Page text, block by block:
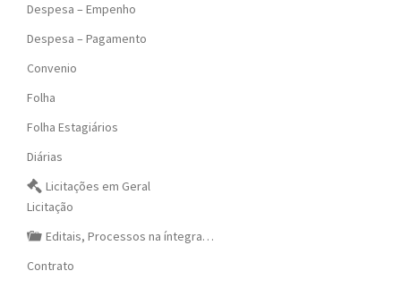
Despesa – Empenho
Despesa – Pagamento
Convenio
Folha
Folha Estagiários
Diárias
Licitações em Geral
Licitação
Editais, Processos na íntegra…
Contrato